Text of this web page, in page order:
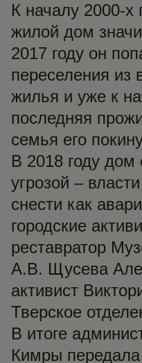
К началу 2000-х
жилой дом
2017 году он
переселения из
жилья и уже к
последняя
семья его
В 2018 году дом
угрозой –
снести как
городские
реставратор
А.В. Щусева
активист
Тверское
В итоге
Кимры передала